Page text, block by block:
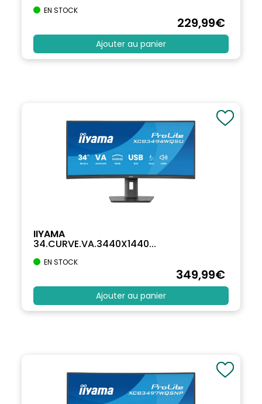
EN STOCK
229,99€
Ajouter au panier
IIYAMA
34.CURVE.VA.3440X1440...
EN STOCK
349,99€
Ajouter au panier